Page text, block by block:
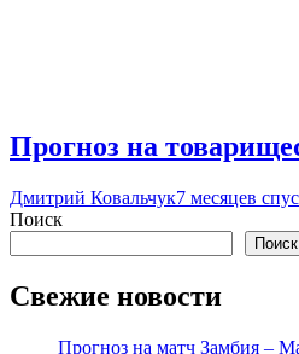
Прогноз на
Дмитрий Ковальчук7 месяцев
Поиск
Поиск
Свежие новости
Прогноз на матч Замбия –